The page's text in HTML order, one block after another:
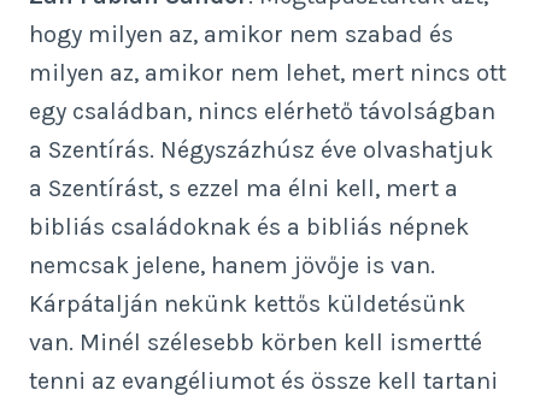
hogy milyen az, amikor nem szabad és
milyen az, amikor nem lehet, mert nincs ott
egy családban, nincs elérhető távolságban
a Szentírás. Négyszázhúsz éve olvashatjuk
a Szentírást, s ezzel ma élni kell, mert a
bibliás családoknak és a bibliás népnek
nemcsak jelene, hanem jövője is van.
Kárpátalján nekünk kettős küldetésünk
van. Minél szélesebb körben kell ismertté
tenni az evangéliumot és össze kell tartani